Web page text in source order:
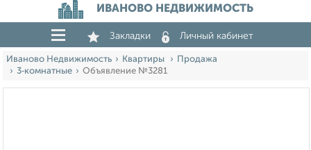
ИВАНОВО НЕДВИЖИМОСТЬ
Закладки Личный кабинет
Иваново Недвижимость Квартиры
Продажа
3‑комнатные
Объявление №3281